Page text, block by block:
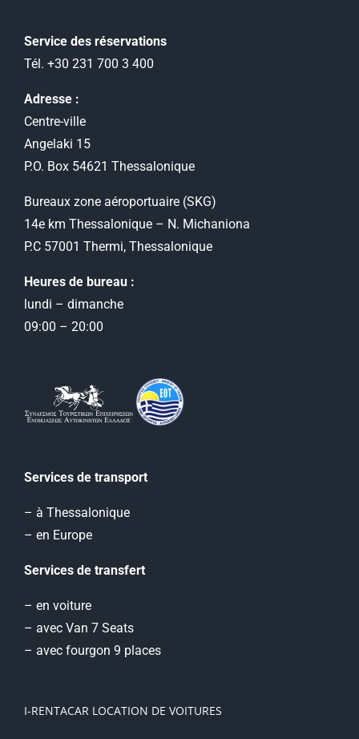
Service des réservations
Tél. +30 231 700 3 400
Adresse :
Centre-ville
Angelaki 15
P.O. Box 54621 Thessalonique
Bureaux zone aéroportuaire (SKG)
14e km Thessalonique – N. Michaniona
P.C 57001 Thermi, Thessalonique
Heures de bureau :
lundi – dimanche
09:00 – 20:00
Services de transport
– à Thessalonique
– en Europe
Services de transfert
– en voiture
– avec Van 7 Seats
– avec fourgon 9 places
I-RENTACAR LOCATION DE VOITURES